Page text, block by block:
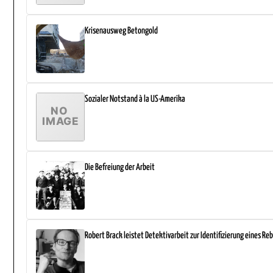
Krisenausweg Betongold
Sozialer Notstand à la US-Amerika
Die Befreiung der Arbeit
Robert Brack leistet Detektivarbeit zur Identifizierung eines